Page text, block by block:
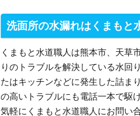
洗面所の水漏れはくまもと
くまもと水道職人は熊本市、天草
りのトラブルを解決している水回
たはキッチンなどに発生した詰ま
の高いトラブルにも電話一本で駆
気軽にくまもと水道職人にお問い